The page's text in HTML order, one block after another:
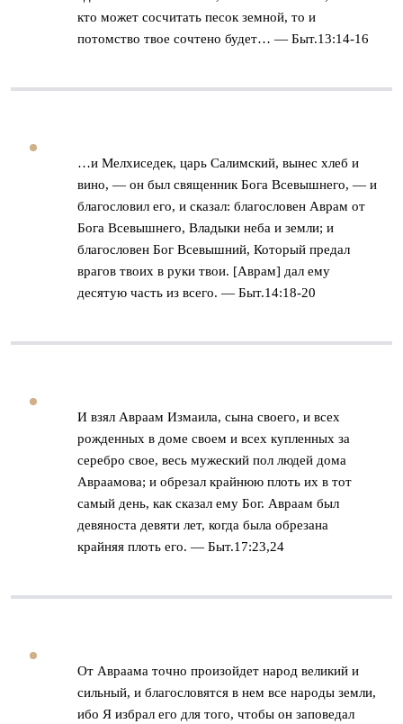
кто может сосчитать песок земной, то и
потомство твое сочтено будет… — Быт.13:14-16
…и Мелхиседек, царь Салимский, вынес хлеб и
вино, — он был священник Бога Всевышнего, — и
благословил его, и сказал: благословен Аврам от
Бога Всевышнего, Владыки неба и земли; и
благословен Бог Всевышний, Который предал
врагов твоих в руки твои. [Аврам] дал ему
десятую часть из всего. — Быт.14:18-20
И взял Авраам Измаила, сына своего, и всех
рожденных в доме своем и всех купленных за
серебро свое, весь мужеский пол людей дома
Авраамова; и обрезал крайнюю плоть их в тот
самый день, как сказал ему Бог. Авраам был
девяноста девяти лет, когда была обрезана
крайняя плоть его. — Быт.17:23,24
От Авраама точно произойдет народ великий и
сильный, и благословятся в нем все народы земли,
ибо Я избрал его для того, чтобы он заповедал